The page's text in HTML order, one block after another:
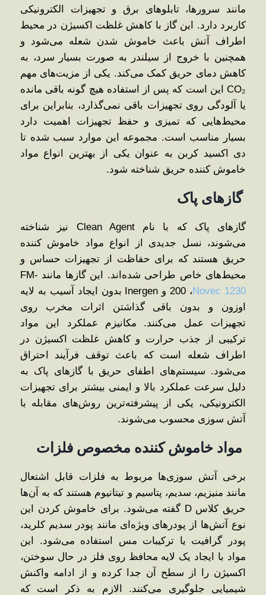
مانند سرورها، تابلوهای برق و تجهیزات الکترونیکی
کاربرد دارد. این گاز با کاهش غلظت اکسیژن در محیط
اطراف آتش باعث خاموش شدن شعله می‌شود و
همچنین با خروج از سیلندر به صورت بسیار سرد، به
کاهش دمای حریق کمک می‌کند. یکی از مزیت‌های مهم
CO₂ این است که پس از استفاده هیچ‌ گونه باقی ‌مانده
یا آلودگی روی تجهیزات باقی نمی‌گذارد، بنابراین برای
محیط‌هایی که تمیزی و حفظ تجهیزات اهمیت دارد
بسیار مناسب است. مجموعه این موارد سبب شده تا
دی اکسید کربن به عنوان یکی از بهترین انواع مواد
خاموش کننده حریق شناخته شود.
گازهای پاک
گازهای پاک که با نام Clean Agent نیز شناخته
می‌شوند، نسل جدیدی از انواع مواد خاموش کننده
حریق هستند که برای حفاظت از تجهیزات حساس و
محیط‌های خاص طراحی شده‌اند. این گازها مانند FM-
200 ،Novec 1230
و Inergen بدون ایجاد آسیب به لایه
اوزون و بدون باقی گذاشتن اثرات مخرب روی
تجهیزات عمل می‌کنند. مکانیزم عملکرد این مواد
ترکیبی از جذب حرارت و کاهش غلظت اکسیژن در
اطراف شعله است که باعث توقف فرآیند احتراق
می‌شود. سیستم‌های اطفای حریق با گازهای پاک به
دلیل سرعت عملکرد بالا و ایمنی بیشتر برای تجهیزات
الکترونیکی، یکی از پیشرفته‌ترین روش‌های مقابله با
آتش ‌سوزی محسوب می‌شوند.
مواد خاموش ‌کننده مخصوص فلزات
برخی آتش ‌سوزی‌ها مربوط به فلزات قابل اشتعال
مانند منیزیم، سدیم، پتاسیم و تیتانیوم هستند که به آن‌ها
حریق کلاس D گفته می‌شود. برای خاموش کردن این
نوع آتش‌ها از پودرهای ویژه‌ای مانند پودر سدیم کلرید،
پودر گرافیت یا ترکیبات مس استفاده می‌شود. این
مواد با ایجاد یک لایه محافظ روی فلز در حال سوختن،
اکسیژن را از سطح آن جدا کرده و از ادامه واکنش
شیمیایی جلوگیری می‌کنند. الازم به ذکر است که